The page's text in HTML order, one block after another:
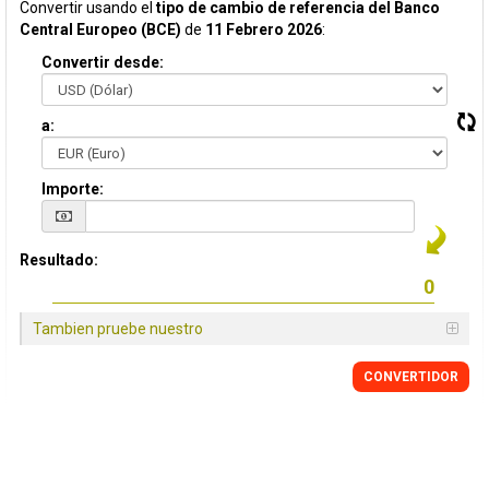
Convertir usando el tipo de cambio de referencia del Banco
Central Europeo (BCE) de 11 Febrero 2026:
Convertir desde:
a:
Importe:
Resultado:
Tambien pruebe nuestro
CONVERTIDOR